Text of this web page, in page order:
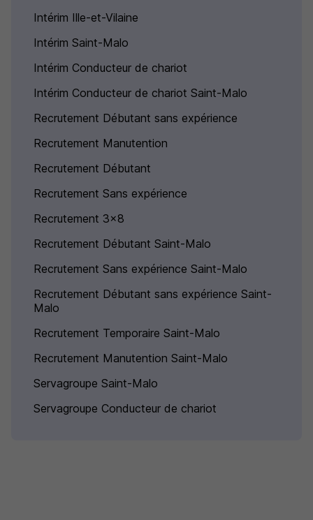
Intérim Ille-et-Vilaine
Intérim Saint-Malo
Intérim Conducteur de chariot
Intérim Conducteur de chariot Saint-Malo
Recrutement Débutant sans expérience
Recrutement Manutention
Recrutement Débutant
Recrutement Sans expérience
Recrutement 3x8
Recrutement Débutant Saint-Malo
Recrutement Sans expérience Saint-Malo
Recrutement Débutant sans expérience Saint-
Malo
Recrutement Temporaire Saint-Malo
Recrutement Manutention Saint-Malo
Servagroupe Saint-Malo
Servagroupe Conducteur de chariot